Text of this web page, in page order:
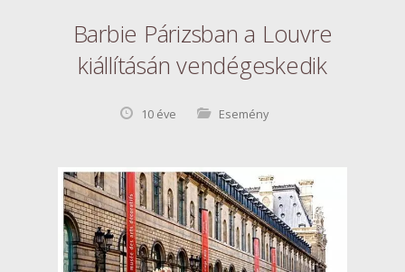
Barbie Párizsban a Louvre
kiállításán vendégeskedik
10 éve Esemény